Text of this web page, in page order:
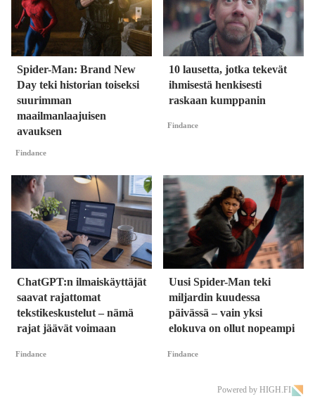
Spider-Man: Brand New
Day teki historian toiseksi
suurimman
maailmanlaajuisen
avauksen
Findance
10 lausetta, jotka tekevät
ihmisestä henkisesti
raskaan kumppanin
Findance
ChatGPT:n ilmaiskäyttäjät
saavat rajattomat
tekstikeskustelut – nämä
rajat jäävät voimaan
Findance
Uusi Spider-Man teki
miljardin kuudessa
päivässä – vain yksi
elokuva on ollut nopeampi
Findance
Powered by HIGH.FI